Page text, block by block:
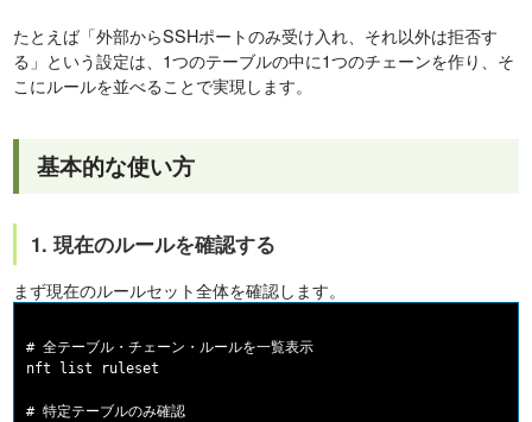
たとえば「外部からSSHポートのみ受け入れ、それ以外は拒否す
る」という設定は、1つのテーブルの中に1つのチェーンを作り、そ
こにルールを並べることで実現します。
基本的な使い方
1. 現在のルールを確認する
まず現在のルールセット全体を確認します。
# 全テーブル・チェーン・ルールを一覧表示
nft list ruleset
# 特定テーブルのみ確認